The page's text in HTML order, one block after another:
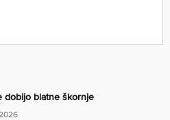
dobijo blatne škornje